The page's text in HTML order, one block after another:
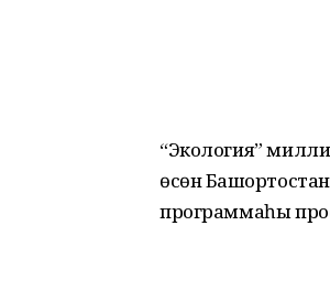
“Экология”
өсөн
программаһы